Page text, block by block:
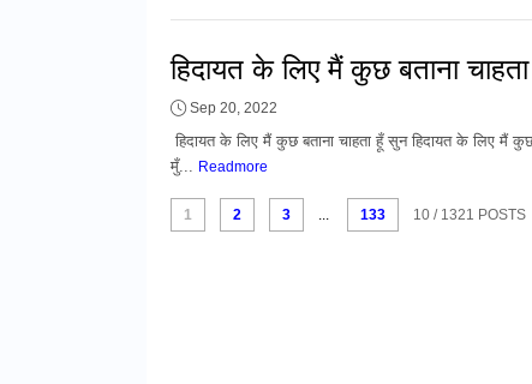
हिदायत के लिए मैं कुछ बताना
Sep 20, 2022
हिदायत के लिए मैं कुछ बताना चाहता हूँ सुन हिदायत के लिए मैं
मुँ... Readmore
1 2 3 ... 133 10 / 1321 POSTS